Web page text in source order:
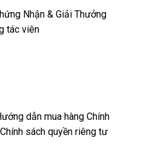
Nhận & Giải Thưởng
tác viên
dẫn mua hàng Chính
Chính sách quyền riêng tư